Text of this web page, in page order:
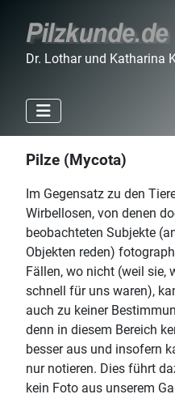
Dr. Lothar und Katharina
Pilze (Mycota)
Im Gegensatz zu den
Wirbellosen, von denen
beobachteten Subjekte
Objekten reden)
Fällen, wo nicht (weil sie,
schnell für uns waren),
auch zu keiner
denn in diesem Bereich
besser aus und insofern
nur notieren. Dies führt
kein Foto aus unserem